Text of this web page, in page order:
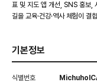
표 및 지도 앱 개선, SNS 홍보,
길을 교육·건강·역사 체험이 결
기본정보
식별번호